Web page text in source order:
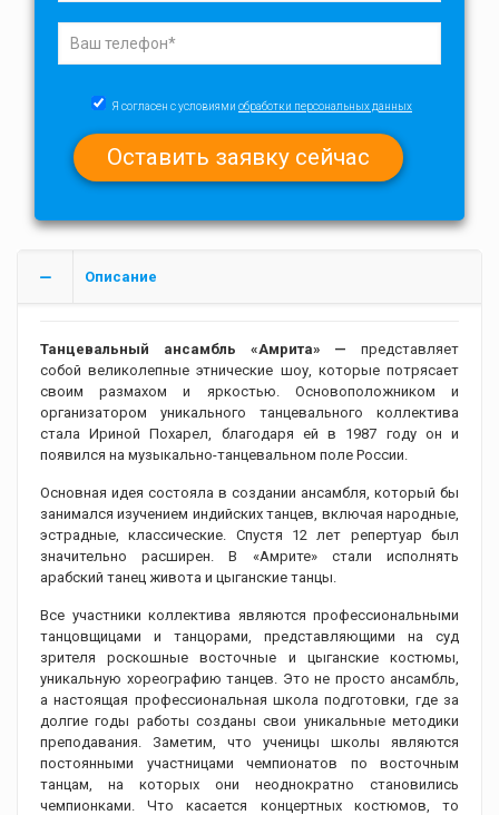
Я согласен с условиями обработки персональных данных
Описание
Танцевальный ансамбль «Амрита» — представляет
собой великолепные этнические шоу, которые потрясает
своим размахом и яркостью. Основоположником и
организатором уникального танцевального коллектива
стала Ириной Похарел, благодаря ей в 1987 году он и
появился на музыкально-танцевальном поле России.
Основная идея состояла в создании ансамбля, который бы
занимался изучением индийских танцев, включая народные,
эстрадные, классические. Спустя 12 лет репертуар был
значительно расширен. В «Амрите» стали исполнять
арабский танец живота и цыганские танцы.
Все участники коллектива являются профессиональными
танцовщицами и танцорами, представляющими на суд
зрителя роскошные восточные и цыганские костюмы,
уникальную хореографию танцев. Это не просто ансамбль,
а настоящая профессиональная школа подготовки, где за
долгие годы работы созданы свои уникальные методики
преподавания. Заметим, что ученицы школы являются
постоянными участницами чемпионатов по восточным
танцам, на которых они неоднократно становились
чемпионками. Что касается концертных костюмов, то